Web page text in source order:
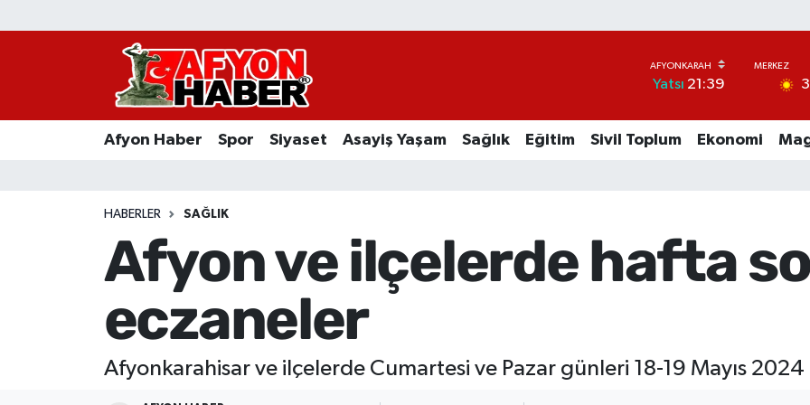
Yatsı 21:39
Afyon Haber Spor Siyaset Asayiş Yaşam Sağlık Eğitim Sivil Toplum Ekonomi
HABERLER SAĞLIK
Afyon ve ilçelerde hafta
eczaneler
Afyonkarahisar ve ilçelerde Cumartesi ve Pazar günleri 18-19 Mayıs
Afyon Haber
Asayiş Yaşam
Sivil Toplum